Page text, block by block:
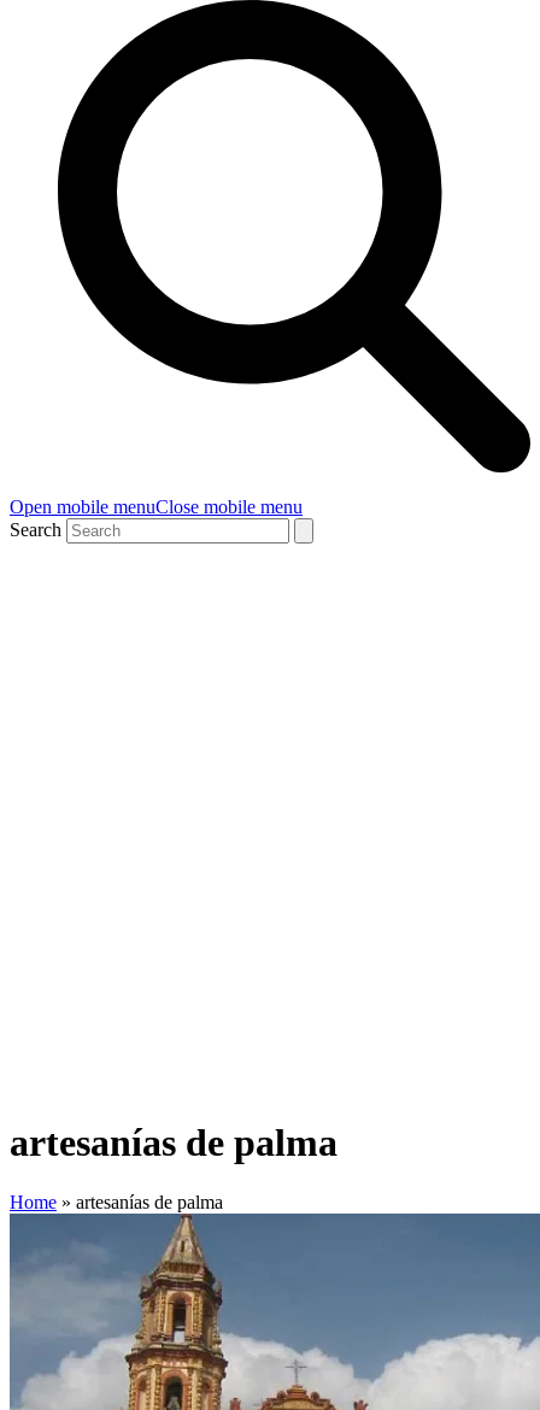
Open mobile menuClose mobile menu
Search
artesanías de palma
Home » artesanías de palma